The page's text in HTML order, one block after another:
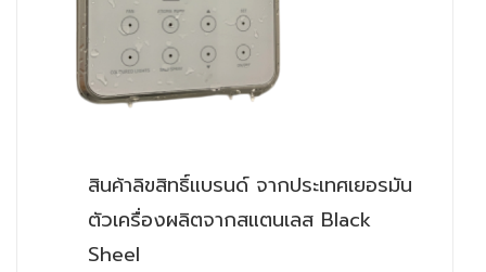
สินค้าลิขสิทธิ์แบรนด์ จากประเทศเยอรมัน
ตัวเครื่องผลิตจากสแตนเลส Black
Sheel